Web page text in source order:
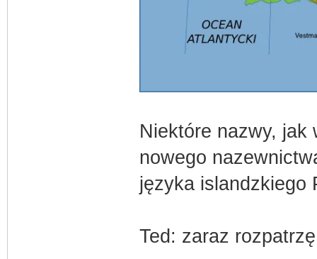
Niektóre nazwy, jak
nowego
języka islandzkiego
Ted: zaraz